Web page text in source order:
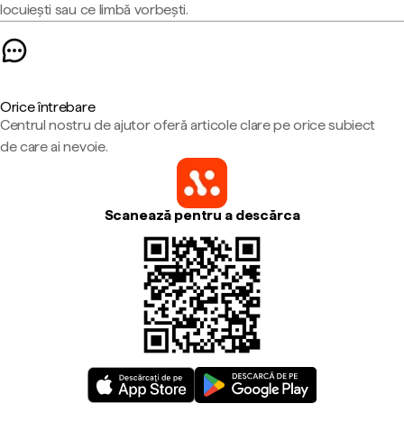
locuiești sau ce limbă vorbești.
Orice întrebare
Centrul nostru de ajutor oferă articole clare pe orice subiect
de care ai nevoie.
Scanează pentru a descărca